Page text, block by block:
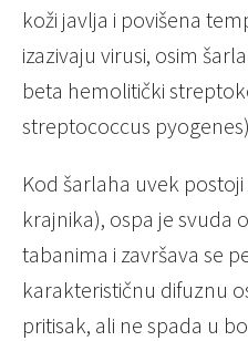
koži javlja i povišena
izazivaju virusi, osim
beta hemolitički
streptococcus
Kod šarlaha uvek
krajnika), ospa je svuda
tabanima i završava se
karakterističnu difuznu
pritisak, ali ne spada u